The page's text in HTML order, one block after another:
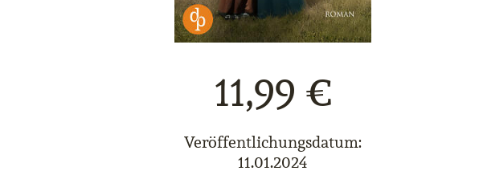
11,99 €
Veröffentlichungsdatum:
11.01.2024